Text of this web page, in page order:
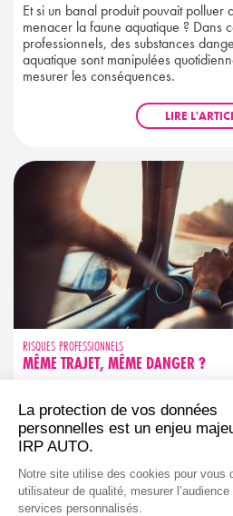
Et si un banal produit pouvait polluer
menacer la faune aquatique ? Dans
professionnels, des substances
aquatique sont manipulées
mesurer les conséquences.
LIRE
RISQUES PROFESSIONNELS
MÊME TRAJET, MÊME DANGER ?
Trajet familier ne rime pas avec
réflexes simples pour garder votre
les routes que vous connaissez par